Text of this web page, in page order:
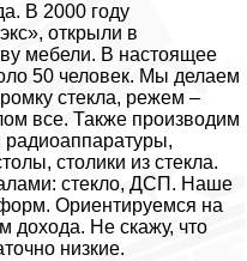
В 2000 году
открыли в
мебели. В настоящее
50 человек. Мы делаем
стекла, режем –
все. Также производим
столики из стекла.
стекло, ДСП. Наше
Ориентируемся на
дохода. Не скажу, что
низкие.